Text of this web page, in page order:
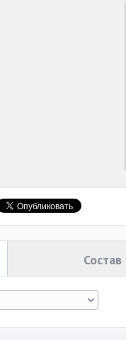
Состав